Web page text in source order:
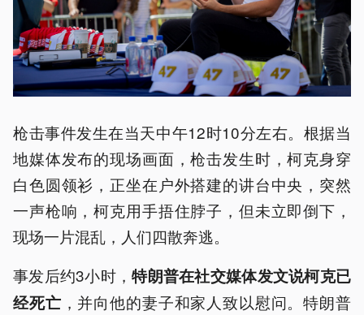
枪击事件发生在当天中午12时10分左右。根据当
地媒体发布的现场画面，枪击发生时，柯克身穿
白色圆领衫，正坐在户外搭建的讲台中央，突然
一声枪响，柯克用手捂住脖子，但未立即倒下，
现场一片混乱，人们四散奔逃。
事发后约3小时，特朗普在社交媒体发文说柯克已
经死亡 ，并向他的妻子和家人致以慰问。特朗普